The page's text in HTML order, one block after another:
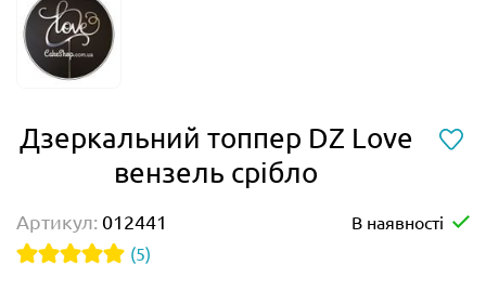
Дзеркальний топпер DZ Love
вензель срібло
Артикул: 012441
В наявності
(5)